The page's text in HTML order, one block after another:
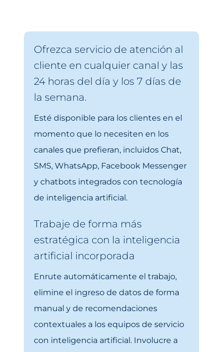
Ofrezca servicio de atención al
cliente en cualquier canal y las
24 horas del día y los 7 días de
la semana.
Esté disponible para los clientes en el
momento que lo necesiten en los
canales que prefieran, incluidos Chat,
SMS, WhatsApp, Facebook Messenger
y chatbots integrados con tecnología
de inteligencia artificial.
Trabaje de forma más
estratégica con la inteligencia
artificial incorporada
Enrute automáticamente el trabajo,
elimine el ingreso de datos de forma
manual y de recomendaciones
contextuales a los equipos de servicio
con inteligencia artificial. Involucre a